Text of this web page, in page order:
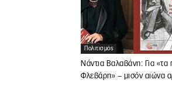
Πολιτισμός
Νάντια Βαλαβάνη: Για «τα
Φλεβάρη» – μισόν αιώνα